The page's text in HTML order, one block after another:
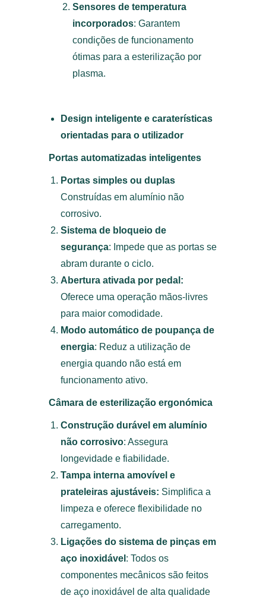
Sensores de temperatura
incorporados: Garantem
condições de funcionamento
ótimas para a esterilização por
plasma.
Design inteligente e caraterísticas
orientadas para o utilizador
Portas automatizadas inteligentes
Portas simples ou duplas
Construídas em alumínio não
corrosivo.
Sistema de bloqueio de
segurança: Impede que as portas se
abram durante o ciclo.
Abertura ativada por pedal:
Oferece uma operação mãos-livres
para maior comodidade.
Modo automático de poupança de
energia: Reduz a utilização de
energia quando não está em
funcionamento ativo.
Câmara de esterilização ergonómica
Construção durável em alumínio
não corrosivo: Assegura
longevidade e fiabilidade.
Tampa interna amovível e
prateleiras ajustáveis: Simplifica a
limpeza e oferece flexibilidade no
carregamento.
Ligações do sistema de pinças em
aço inoxidável : Todos os
componentes mecânicos são feitos
de aço inoxidável de alta qualidade